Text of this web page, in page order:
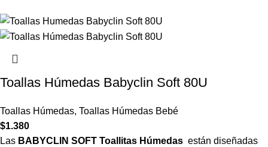
Toallas Húmedas Babyclin Soft 80U
Toallas Húmedas, Toallas Húmedas Bebé
$1.380
Las BABYCLIN SOFT Toallitas Húmedas están diseñadas